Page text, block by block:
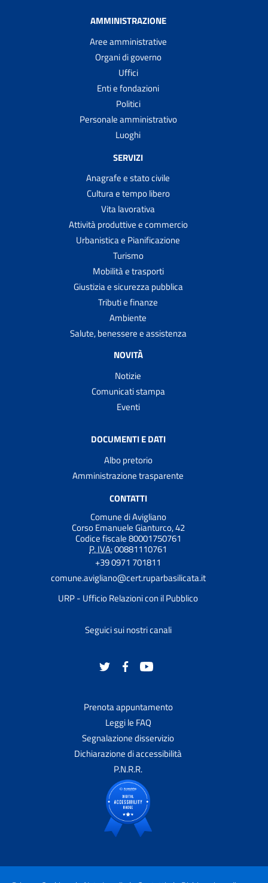
AMMINISTRAZIONE
Aree amministrative
Organi di governo
Uffici
Enti e fondazioni
Politici
Personale amministrativo
Luoghi
SERVIZI
Anagrafe e stato civile
Cultura e tempo libero
Vita lavorativa
Attività produttive e commercio
Urbanistica e Pianificazione
Turismo
Mobilità e trasporti
Giustizia e sicurezza pubblica
Tributi e finanze
Ambiente
Salute, benessere e assistenza
NOVITÀ
Notizie
Comunicati stampa
Eventi
DOCUMENTI E DATI
Albo pretorio
Amministrazione trasparente
CONTATTI
Comune di Avigliano
Corso Emanuele Gianturco, 42
Codice fiscale 80001750761
P. IVA:00881110761
+39 0971 701811
comune.avigliano@cert.ruparbasilicata.it
URP - Ufficio Relazioni con il Pubblico
Seguici sui nostri canali
Prenota appuntamento
Leggi le FAQ
Segnalazione disservizio
Dichiarazione di accessibilità
P.N.R.R.